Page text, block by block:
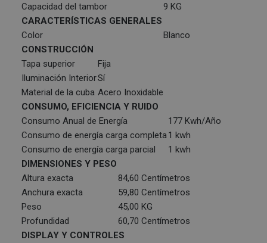
Capacidad del tambor
9 KG
CARACTERÍSTICAS GENERALES
Color
Blanco
CONSTRUCCIÓN
Tapa superior
Fija
Iluminación InteriorSí
Material de la cuba Acero Inoxidable
CONSUMO, EFICIENCIA Y RUIDO
Consumo Anual de Energía
177 Kwh/Año
Consumo de energía carga completa 1 kwh
Consumo de energía carga parcial
1 kwh
DIMENSIONES Y PESO
Altura exacta
84,60 Centímetros
Anchura exacta
59,80 Centímetros
Peso
45,00 KG
Profundidad
60,70 Centímetros
DISPLAY Y CONTROLES